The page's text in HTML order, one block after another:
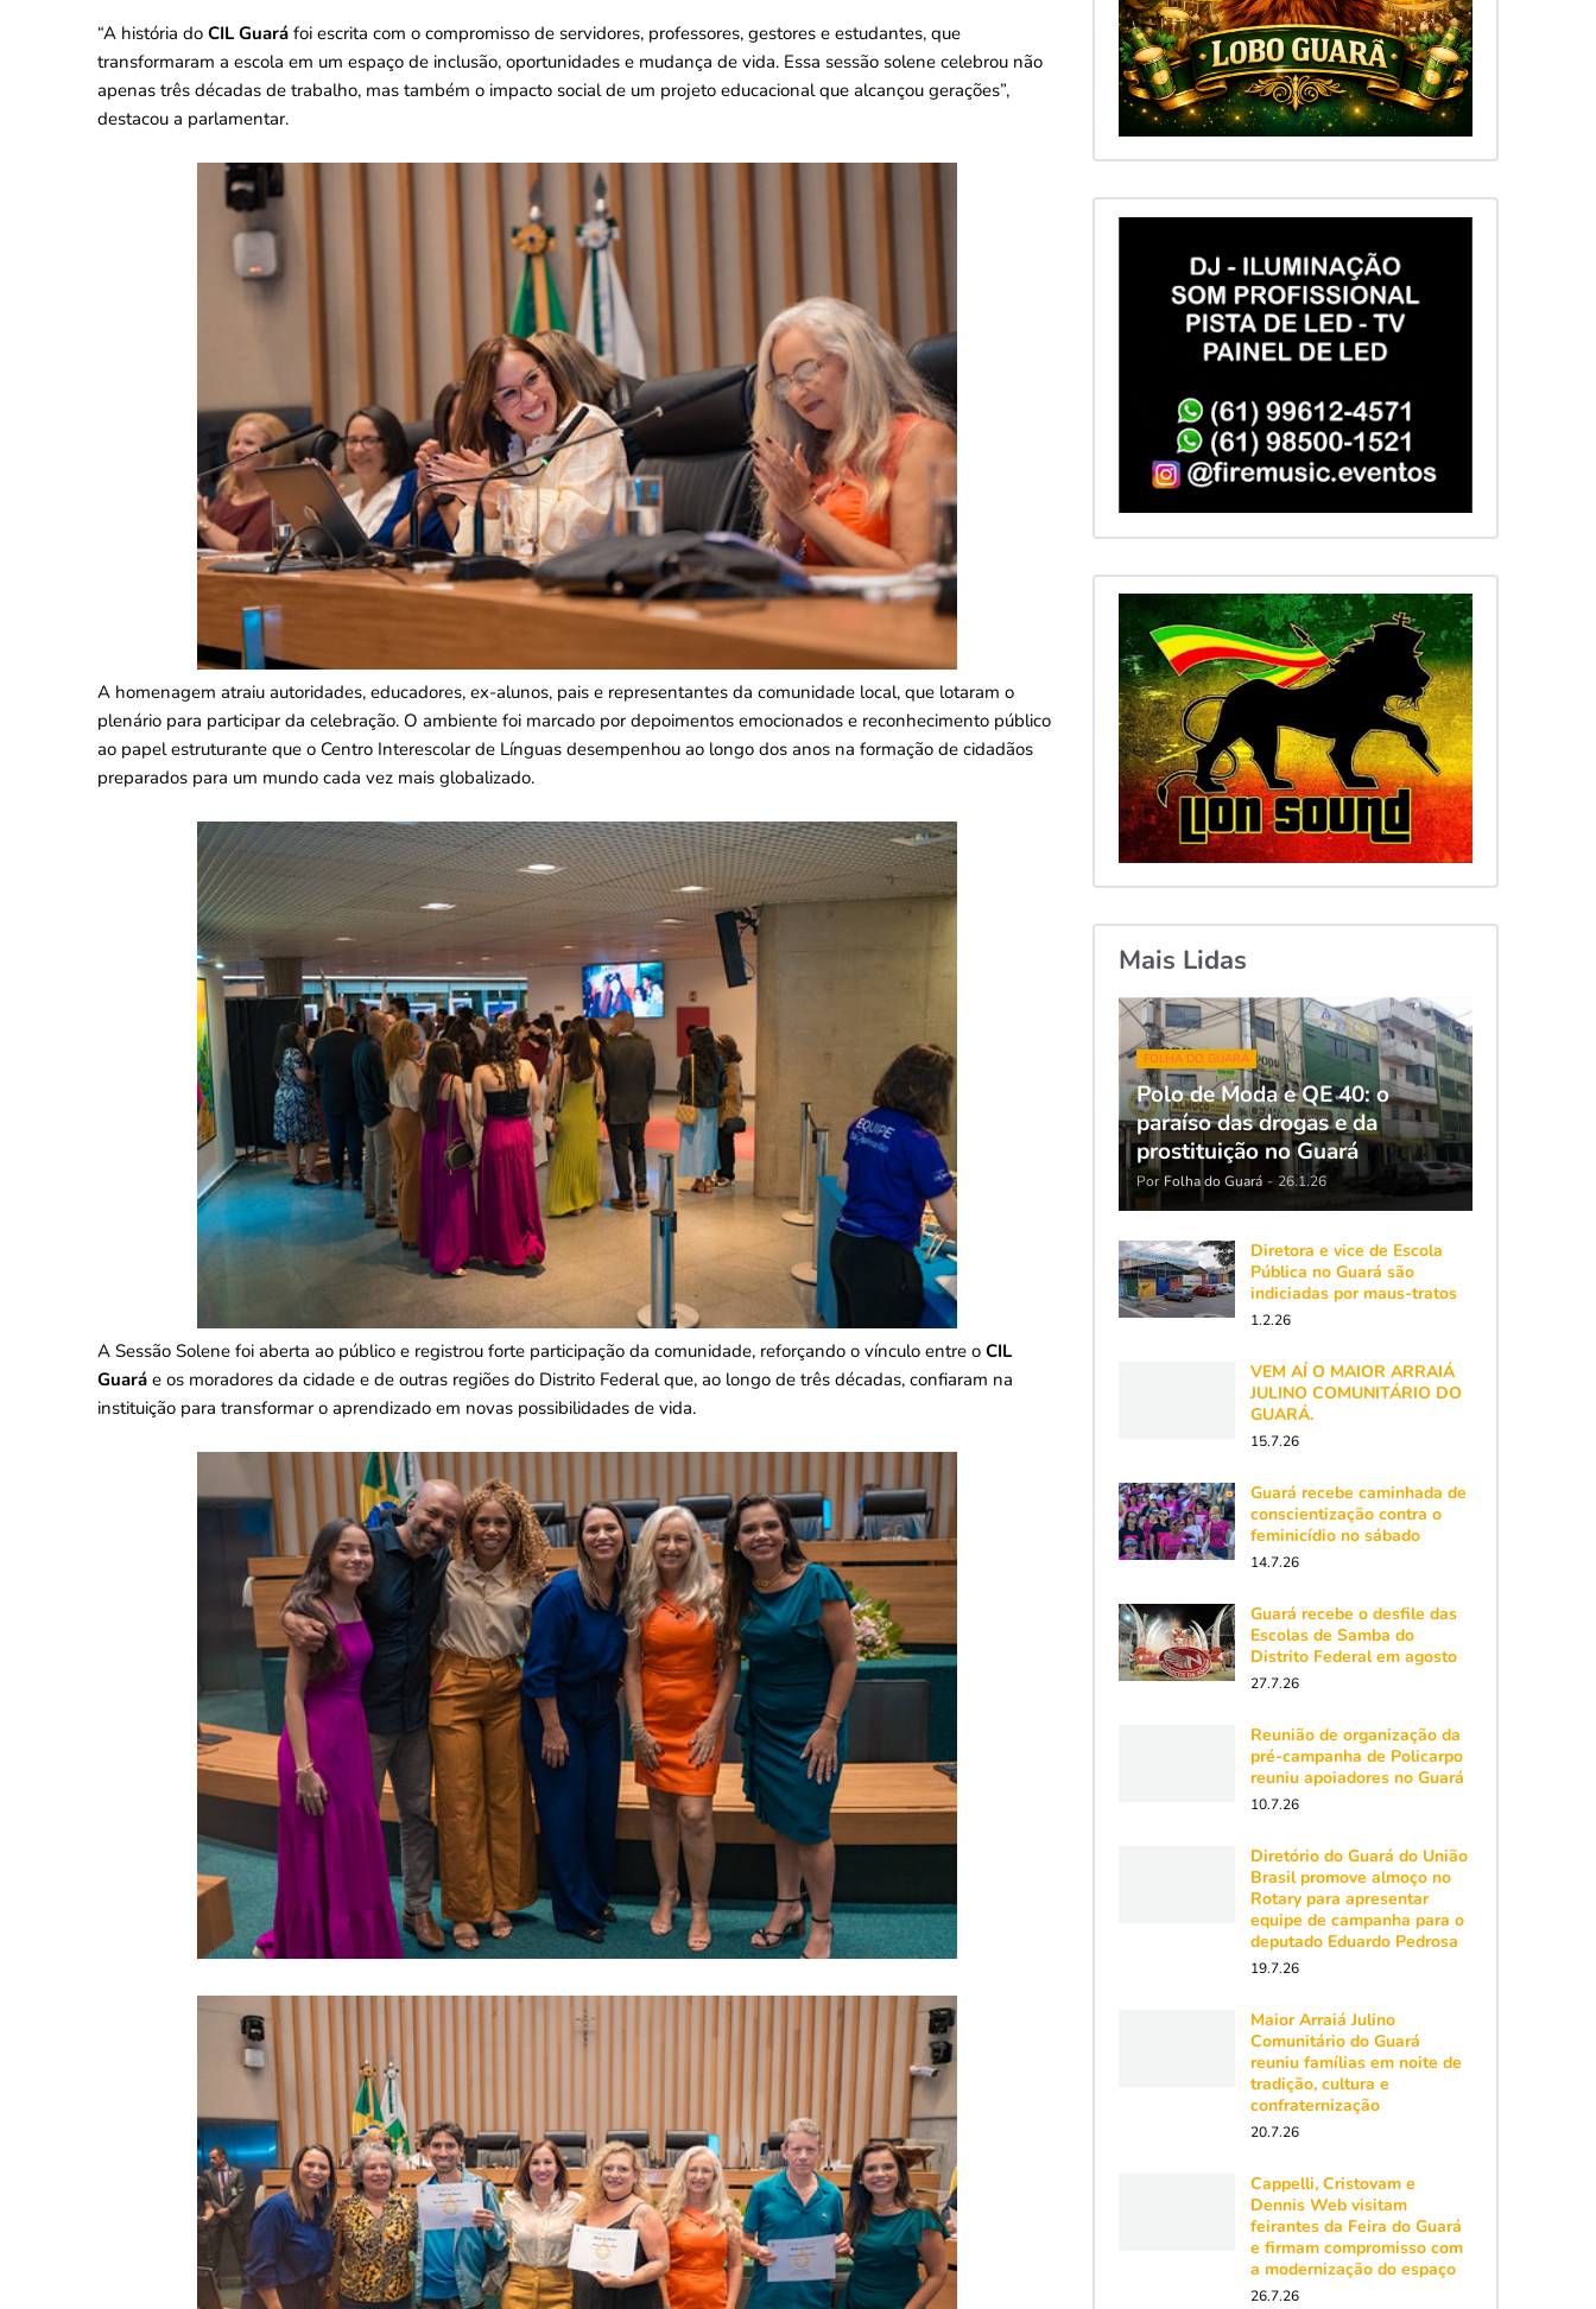
“A história do CIL Guará foi escrita com o compromisso de servidores, professores, gestores e estudantes, que
transformaram a escola em um espaço de inclusão, oportunidades e mudança de vida. Essa sessão solene celebrou não
apenas três décadas de trabalho, mas também o impacto social de um projeto educacional que alcançou gerações”,
destacou a parlamentar.
A homenagem atraiu autoridades, educadores, ex-alunos, pais e representantes da comunidade local, que lotaram o
plenário para participar da celebração. O ambiente foi marcado por depoimentos emocionados e reconhecimento público
ao papel estruturante que o Centro Interescolar de Línguas desempenhou ao longo dos anos na formação de cidadãos
preparados para um mundo cada vez mais globalizado.
A Sessão Solene foi aberta ao público e registrou forte participação da comunidade, reforçando o vínculo entre o CIL
Guará e os moradores da cidade e de outras regiões do Distrito Federal que, ao longo de três décadas, confiaram na
instituição para transformar o aprendizado em novas possibilidades de vida.
Mais Lidas
FOLHA DO GUARÁ
Polo de Moda e QE 40: o
paraíso das drogas e da
prostituição no Guará
Por Folha do Guará - 26.1.26
Diretora e vice de Escola
Pública no Guará são
indiciadas por maus-tratos
1.2.26
VEM AÍ O MAIOR ARRAIÁ
JULINO COMUNITÁRIO DO
GUARÁ.
15.7.26
Guará recebe caminhada de
conscientização contra o
feminicídio no sábado
14.7.26
Guará recebe o desfile das
Escolas de Samba do
Distrito Federal em agosto
27.7.26
Reunião de organização da
pré-campanha de Policarpo
reuniu apoiadores no Guará
10.7.26
Diretório do Guará do União
Brasil promove almoço no
Rotary para apresentar
equipe de campanha para o
deputado Eduardo Pedrosa
19.7.26
Maior Arraiá Julino
Comunitário do Guará
reuniu famílias em noite de
tradição, cultura e
confraternização
20.7.26
Cappelli, Cristovam e
Dennis Web visitam
feirantes da Feira do Guará
e firmam compromisso com
a modernização do espaço
26.7.26